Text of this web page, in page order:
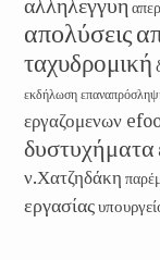
απολύσεις
ταχυδρομική
εκδήλωση
εργαζομενων
δυστυχήματα
ν.Χατζηδάκη
εργασίας